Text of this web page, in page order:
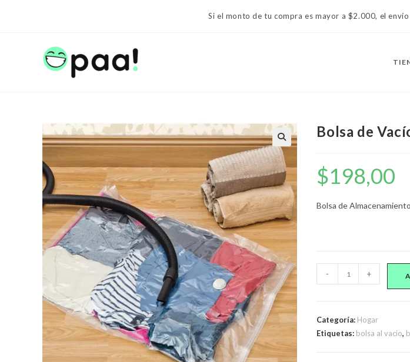
Si el monto de tu compra es mayor a $2.000, el
Bolsa de
$198,00
Bolsa de
de
cantidad
- +
Categoría: Hogar
Etiquetas: bolsa al vacio,